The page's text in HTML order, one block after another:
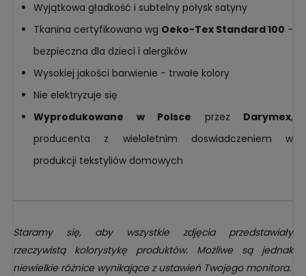
Wyjątkowa gładkość i subtelny połysk satyny
Tkanina certyfikowana wg Oeko-Tex Standard 100 -
bezpieczna dla dzieci i alergików
Wysokiej jakości barwienie - trwałe kolory
Nie elektryzuje się
Wyprodukowane w Polsce przez Darymex,
producenta z wieloletnim doswiadczeniem w
produkcji tekstyliów domowych
Staramy się, aby wszystkie zdjęcia przedstawiały
rzeczywistą kolorystykę produktów. Możliwe są jednak
niewielkie różnice wynikające z ustawień Twojego monitora.